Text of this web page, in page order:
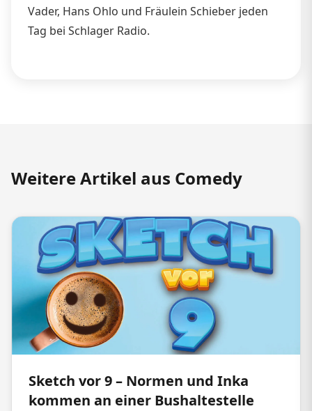
Vader, Hans Ohlo und Fräulein Schieber jeden
Tag bei Schlager Radio.
Weitere Artikel aus Comedy
Sketch vor 9 – Normen und Inka
kommen an einer Bushaltestelle